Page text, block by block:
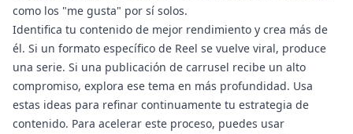
como los "me gusta" por sí solos.
Identifica tu contenido de mejor rendimiento y crea más de
él. Si un formato específico de Reel se vuelve viral, produce
una serie. Si una publicación de carrusel recibe un alto
compromiso, explora ese tema en más profundidad. Usa
estas ideas para refinar continuamente tu estrategia de
contenido. Para acelerar este proceso, puedes usar